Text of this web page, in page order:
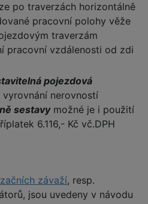
po traverzách horizontálně
pracovní polohy věže
traverzám
pracovní vzdálenosti od zdi
pojezdová
vyrovnání nerovností
sestavymožné je i použití
6.116,- Kč vč.DPH
závaží, resp.
jsou uvedeny v návodu